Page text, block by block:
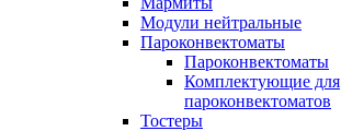
Модули нейтральные
Пароконвектоматы
Пароконвектоматы
Комплектующие для
пароконвектоматов
Тостеры